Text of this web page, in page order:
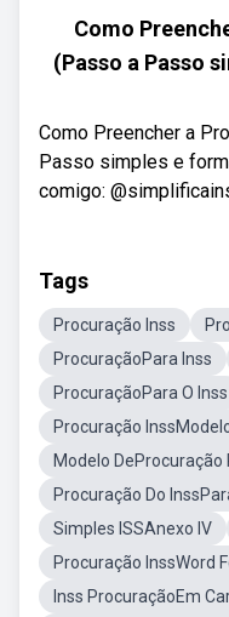
Como
(Passo a Passo
Como Preencher a
Passo simples e
comigo:
Tags
Procuração Inss
ProcuraçãoPara Inss
ProcuraçãoPara O Inss
Procuração
Modelo DeProcuração
Procuração Do
Simples ISSAnexo IV
Procuração InssWord
Inss ProcuraçãoEm